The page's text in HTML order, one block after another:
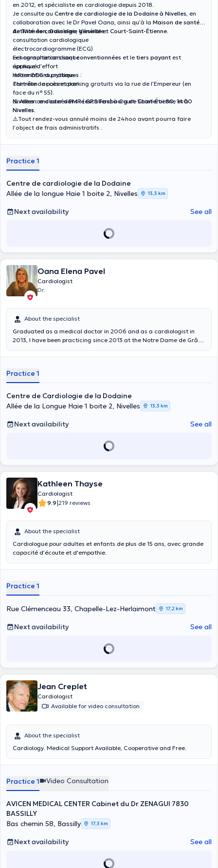
en 2012, et spécialiste en cardiologie depuis 2018.
Je consulte au Centre de cardiologie de la Dodaine à Nivelles, en
collaboration avec le Dr Pavel Oana, ainsi qu’à la Maison de santé
de Thiméon,Gosselies, Viesvilleet Court-Saint-Étienne.
Activité de cardiologie générale :
consultation cardiologique
électrocardiogramme (ECG)
échographie cardiaque
épreuve d’effort
Holter ECG du rythme
contrôle de pacemaker
Les consultations sontconventionnées et le tiers payant est
appliqué.
Informations pratiques :
Thiméon: accès et parking gratuits via la rue de l’Empereur (en
face du n° 55).
Nivelles:encoder dans le GPS Faubourg de Charleroi 80, 1400
Nivelles.
⚠️ Absence d’accès PMR (escaliers) à Court-Saint-Étienne et à
Nivelles.
⚠️Tout rendez-vous annulé moins de 24hoo avant pourra faire
l’object de frais administratifs .
Practice 1
Centre de cardiologie de la Dodaine
Allée de la longue Haie 1 boite 2, Nivelles
13,3 km
Next availability See all
Oana Elena Pavel
Cardiologist
Dr.
About the specialist
Graduated as a medical doctor in 2006 and as a cardiologist in
2013, I have been practicing since 2013 at the Notre Dame de Grâce
2021. I offer a general cardiology activity including consultation,
If necessary, more in-depth examinations can be performed in
hospital.
Practice 1
Centre de Cardiologie de la Dodaine
Allée de la Longue Haie 1 boite 2, Nivelles
13,3 km
Next availability See all
Kathleen Thayse
Cardiologist
9.9|219 reviews
About the specialist
Cardiologue pour adultes et enfants de plus de 15 ans, avec grande
capacité d’écoute et d'empathie.
Practice 1
Rue Clémenceau 33, Chapelle-Lez-Herlaimont 17,2 km
Next availability See all
Jean Creplet
Cardiologist
Available for video consultation
About the specialist
Cardiology. Medical Support Available, Cooperative and Free.
Practice 1 Video Consultation
AVICEN MEDICAL CENTER Cabinet du Dr ZENAGUI 7830
BASSILLY
Bas chemin 58, Bassilly
17,3 km
Next availability See all